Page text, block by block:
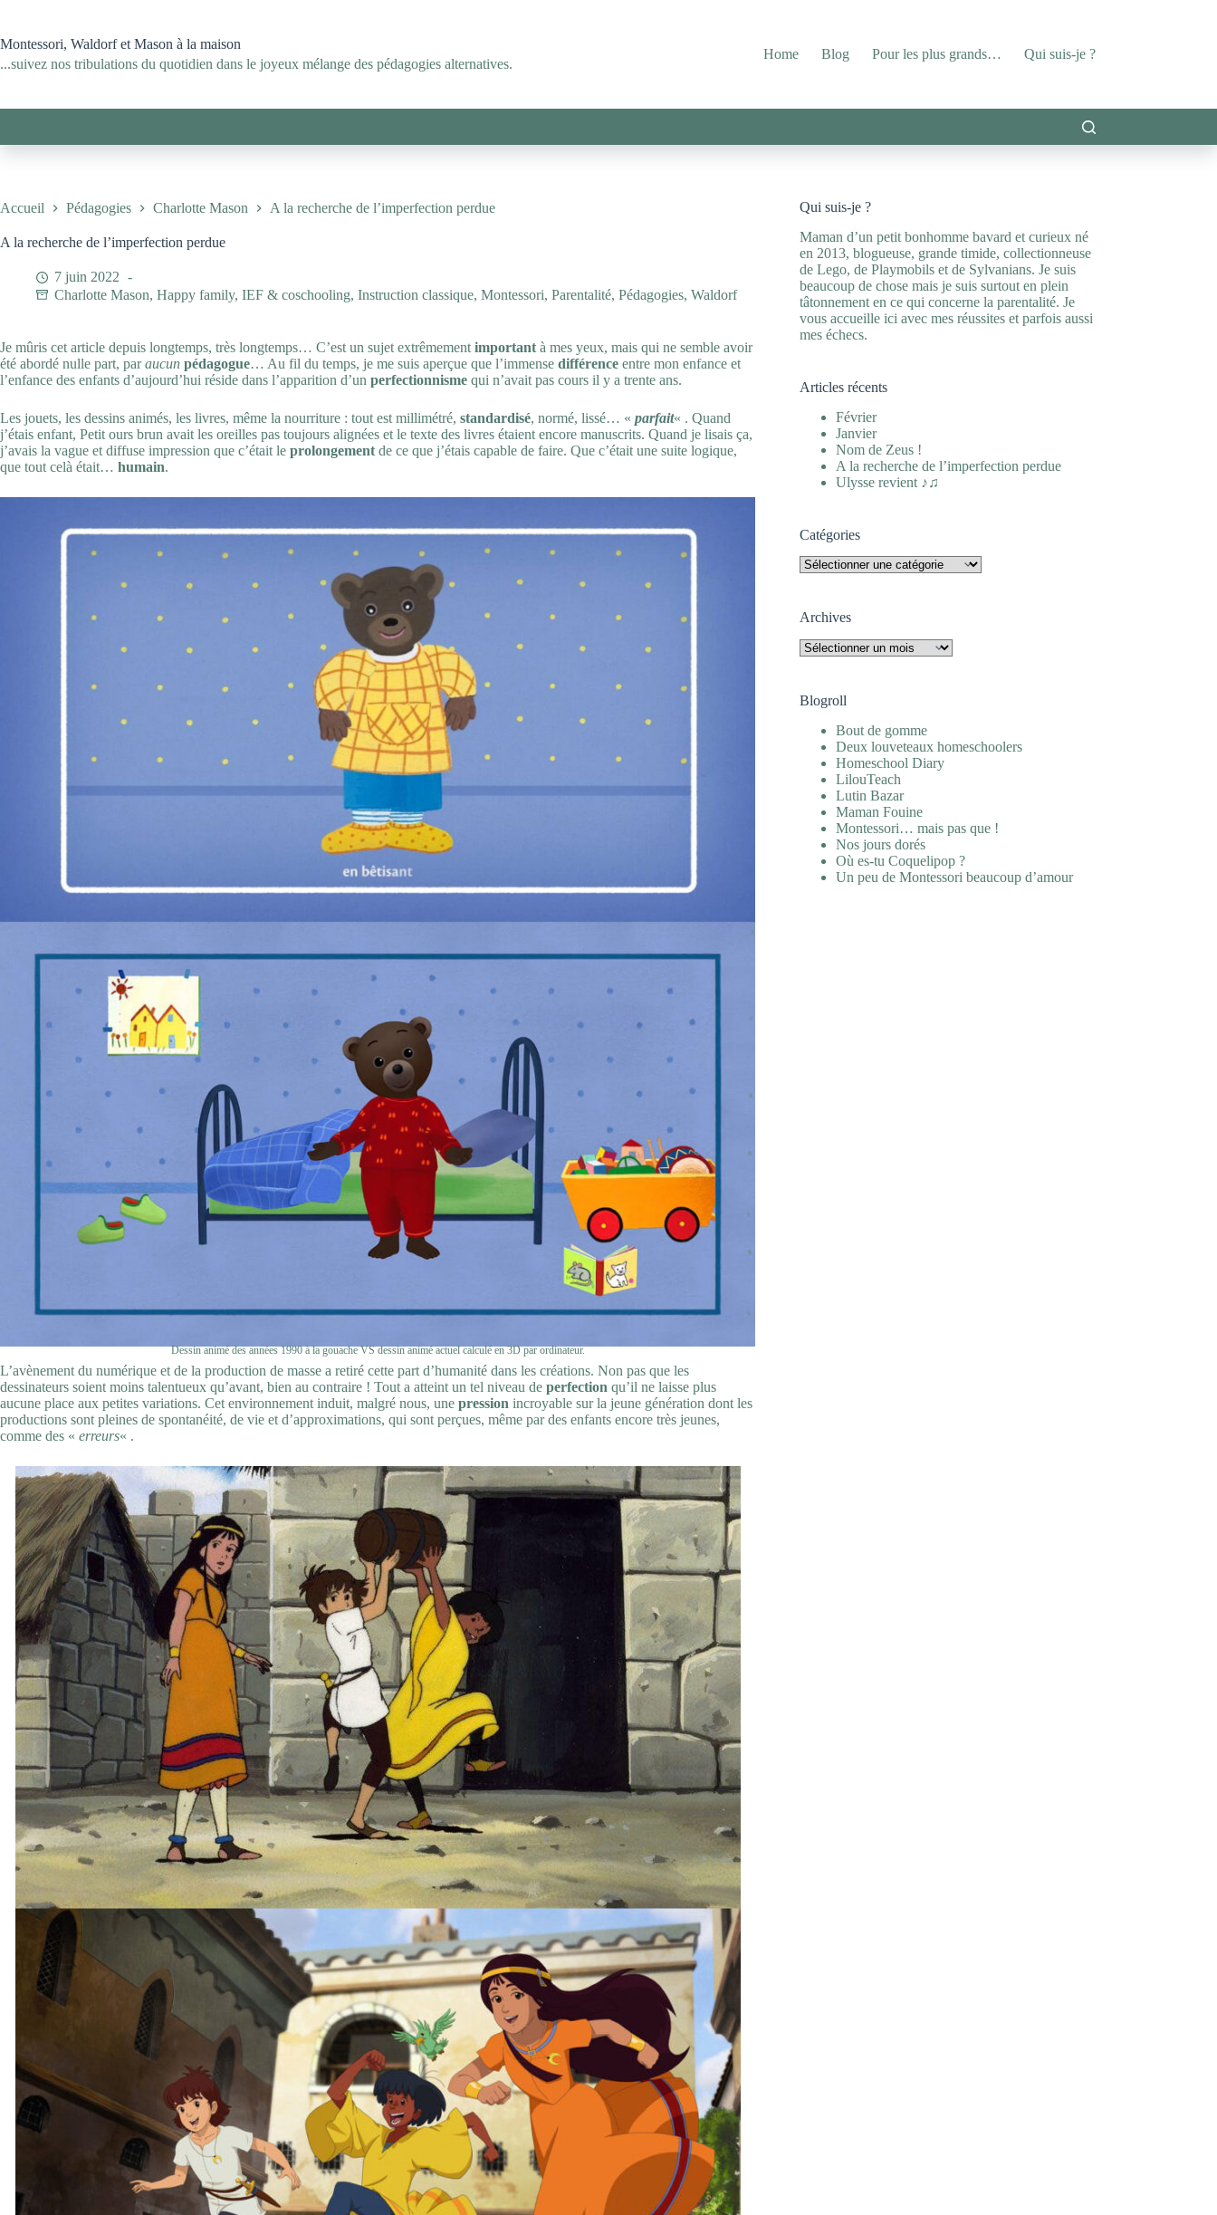
contenu
Montessori, Waldorf et Mason à la maison
...suivez nos tribulations du quotidien dans le joyeux mélange des pédagogies alternatives.
Home Blog Pour les plus grands… Qui suis-je ?
Accueil Pédagogies Charlotte Mason A la recherche de l’imperfection perdue
A la recherche de l’imperfection perdue
7 juin 2022
Charlotte Mason, Happy family, IEF & coschooling, Instruction classique, Montessori, Parentalité, Pédagogies, Waldorf
Je mûris cet article depuis longtemps, très longtemps… C’est un sujet extrêmement important à mes yeux, mais qui ne semble avoir
été abordé nulle part, paraucun pédagogue… Au fil du temps, je me suis aperçue que l’immense différence entre mon enfance et
l’enfance des enfants d’aujourd’hui réside dans l’apparition d’un perfectionnisme qui n’avait pas cours il y a trente ans.
Les jouets, les dessins animés, les livres, même la nourriture : tout est millimétré, standardisé, normé, lissé… « parfait« . Quand
j’étais enfant, Petit ours brun avait les oreilles pas toujours alignées et le texte des livres étaient encore manuscrits. Quand je lisais ça,
j’avais la vague et diffuse impression que c’était le prolongement de ce que j’étais capable de faire. Que c’était une suite logique,
que tout celà était… humain.
Dessin animé des années 1990 à la gouache VS dessin animé actuel calculé en 3D par ordinateur.
L’avènement du numérique et de la production de masse a retiré cette part d’humanité dans les créations. Non pas que les
dessinateurs soient moins talentueux qu’avant, bien au contraire ! Tout a atteint un tel niveau de perfection qu’il ne laisse plus
aucune place aux petites variations. Cet environnement induit, malgré nous, une pression incroyable sur la jeune génération dont les
productions sont pleines de spontanéité, de vie et d’approximations, qui sont perçues, même par des enfants encore très jeunes,
comme des « erreurs« .
Qui suis-je ?
Maman d’un petit bonhomme bavard et curieux né
en 2013, blogueuse, grande timide, collectionneuse
de Lego, de Playmobils et de Sylvanians. Je suis
beaucoup de chose mais je suis surtout en plein
tâtonnement en ce qui concerne la parentalité. Je
vous accueille ici avec mes réussites et parfois aussi
mes échecs.
Articles récents
Février
Janvier
Nom de Zeus !
A la recherche de l’imperfection perdue
Ulysse revient ♪♫
Catégories
Catégories
Archives
Archives
Blogroll
Bout de gomme
Deux louveteaux homeschoolers
Homeschool Diary
LilouTeach
Lutin Bazar
Maman Fouine
Montessori… mais pas que !
Nos jours dorés
Où es-tu Coquelipop ?
Un peu de Montessori beaucoup d’amour